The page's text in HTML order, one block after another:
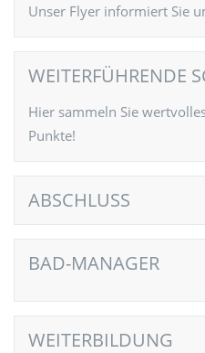
Unser Flyer informiert Sie
WEITERFÜHRENDE
Hier sammeln Sie
Punkte!
ABSCHLUSS
BAD-MANAGER
WEITERBILDUNG